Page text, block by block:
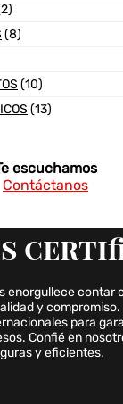
(8)
(10)
(13)
escuchamos
Contáctanos
enorgullece
y compromiso.
para
Confié en
y eficientes.